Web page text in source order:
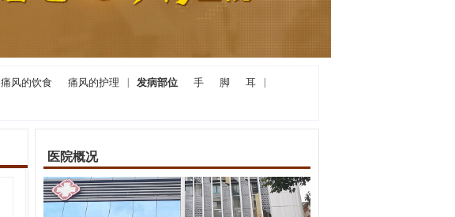
痛风的饮食 痛风的护理 | 发病部位 手 脚 耳 |
医院概况